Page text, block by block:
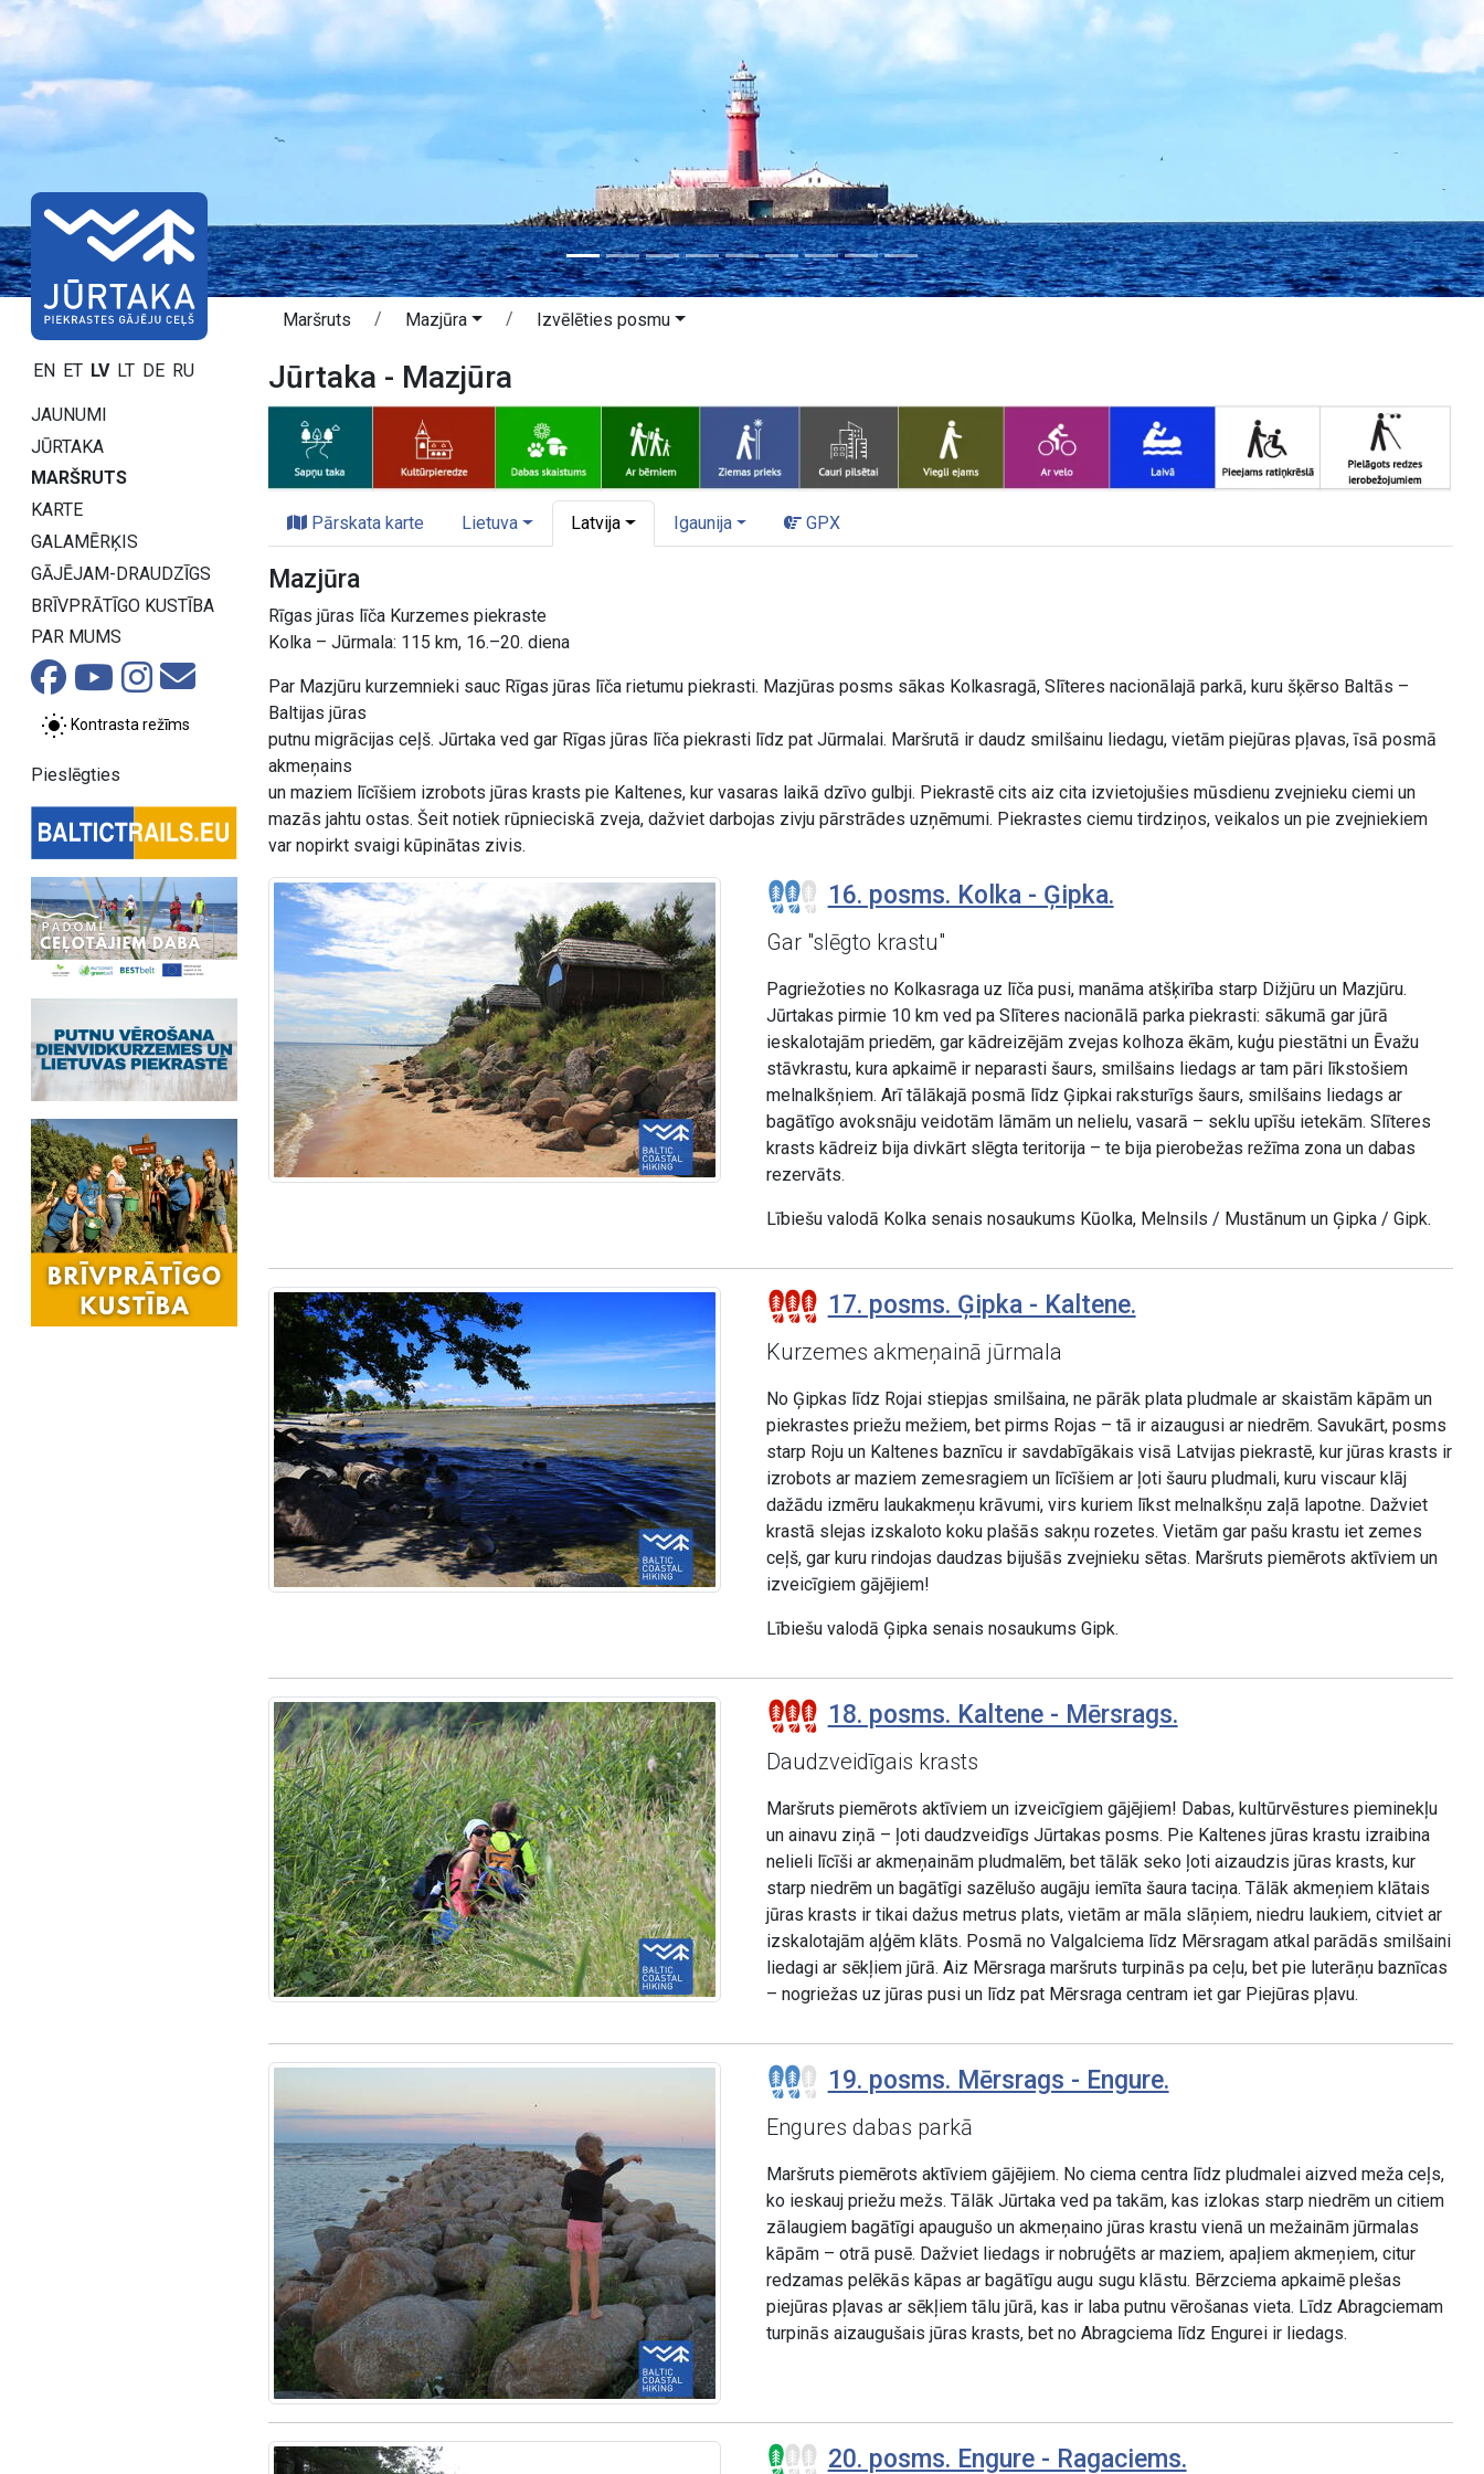
EN ET LV LT DE RU
JAUNUMI
JŪRTAKA
MARŠRUTS
KARTE
GALAMĒRĶIS
GĀJĒJAM-DRAUDZĪGS
BRĪVPRĀTĪGO KUSTĪBA
PAR MUMS
Kontrasta režīms
Pieslēgties
Maršruts Mazjūra Izvēlēties posmu
Jūrtaka - Mazjūra
Pārskata karte Lietuva Latvija Igaunija GPX
Mazjūra
Rīgas jūras līča Kurzemes piekraste
Kolka – Jūrmala: 115 km, 16.–20. diena
Par Mazjūru kurzemnieki sauc Rīgas jūras līča rietumu piekrasti. Mazjūras posms sākas Kolkasragā, Slīteres nacionālajā parkā, kuru šķērso Baltās –
Baltijas jūras
putnu migrācijas ceļš. Jūrtaka ved gar Rīgas jūras līča piekrasti līdz pat Jūrmalai. Maršrutā ir daudz smilšainu liedagu, vietām piejūras pļavas, īsā posmā
akmeņains
un maziem līcīšiem izrobots jūras krasts pie Kaltenes, kur vasaras laikā dzīvo gulbji. Piekrastē cits aiz cita izvietojušies mūsdienu zvejnieku ciemi un
mazās jahtu ostas. Šeit notiek rūpnieciskā zveja, dažviet darbojas zivju pārstrādes uzņēmumi. Piekrastes ciemu tirdziņos, veikalos un pie zvejniekiem
var nopirkt svaigi kūpinātas zivis.
16. posms. Kolka - Ģipka.
Gar "slēgto krastu"
Pagriežoties no Kolkasraga uz līča pusi, manāma atšķirība starp Dižjūru un Mazjūru.
Jūrtakas pirmie 10 km ved pa Slīteres nacionālā parka piekrasti: sākumā gar jūrā
ieskalotajām priedēm, gar kādreizējām zvejas kolhoza ēkām, kuģu piestātni un Ēvažu
stāvkrastu, kura apkaimē ir neparasti šaurs, smilšains liedags ar tam pāri līkstošiem
melnalkšņiem. Arī tālākajā posmā līdz Ģipkai raksturīgs šaurs, smilšains liedags ar
bagātīgo avoksnāju veidotām lāmām un nelielu, vasarā – seklu upīšu ietekām. Slīteres
krasts kādreiz bija divkārt slēgta teritorija – te bija pierobežas režīma zona un dabas
rezervāts.
Lībiešu valodā Kolka senais nosaukums Kūolka, Melnsils / Mustānum un Ģipka / Gipk.
17. posms. Ģipka - Kaltene.
Kurzemes akmeņainā jūrmala
No Ģipkas līdz Rojai stiepjas smilšaina, ne pārāk plata pludmale ar skaistām kāpām un
piekrastes priežu mežiem, bet pirms Rojas – tā ir aizaugusi ar niedrēm. Savukārt, posms
starp Roju un Kaltenes baznīcu ir savdabīgākais visā Latvijas piekrastē, kur jūras krasts ir
izrobots ar maziem zemesragiem un līcīšiem ar ļoti šauru pludmali, kuru viscaur klāj
dažādu izmēru laukakmeņu krāvumi, virs kuriem līkst melnalkšņu zaļā lapotne. Dažviet
krastā slejas izskaloto koku plašās sakņu rozetes. Vietām gar pašu krastu iet zemes
ceļš, gar kuru rindojas daudzas bijušās zvejnieku sētas. Maršruts piemērots aktīviem un
izveicīgiem gājējiem!
Lībiešu valodā Ģipka senais nosaukums Gipk.
18. posms. Kaltene - Mērsrags.
Daudzveidīgais krasts
Maršruts piemērots aktīviem un izveicīgiem gājējiem! Dabas, kultūrvēstures pieminekļu
un ainavu ziņā – ļoti daudzveidīgs Jūrtakas posms. Pie Kaltenes jūras krastu izraibina
nelieli līcīši ar akmeņainām pludmalēm, bet tālāk seko ļoti aizaudzis jūras krasts, kur
starp niedrēm un bagātīgi sazēlušo augāju iemīta šaura taciņa. Tālāk akmeņiem klātais
jūras krasts ir tikai dažus metrus plats, vietām ar māla slāņiem, niedru laukiem, citviet ar
izskalotajām aļģēm klāts. Posmā no Valgalciema līdz Mērsragam atkal parādās smilšaini
liedagi ar sēkļiem jūrā. Aiz Mērsraga maršruts turpinās pa ceļu, bet pie luterāņu baznīcas
– nogriežas uz jūras pusi un līdz pat Mērsraga centram iet gar Piejūras pļavu.
19. posms. Mērsrags - Engure.
Engures dabas parkā
Maršruts piemērots aktīviem gājējiem. No ciema centra līdz pludmalei aizved meža ceļs,
ko ieskauj priežu mežs. Tālāk Jūrtaka ved pa takām, kas izlokas starp niedrēm un citiem
zālaugiem bagātīgi apaugušo un akmeņaino jūras krastu vienā un mežainām jūrmalas
kāpām – otrā pusē. Dažviet liedags ir nobruģēts ar maziem, apaļiem akmeņiem, citur
redzamas pelēkās kāpas ar bagātīgu augu sugu klāstu. Bērzciema apkaimē plešas
piejūras pļavas ar sēkļiem tālu jūrā, kas ir laba putnu vērošanas vieta. Līdz Abragciemam
turpinās aizaugušais jūras krasts, bet no Abragciema līdz Engurei ir liedags.
20. posms. Engure - Ragaciems.